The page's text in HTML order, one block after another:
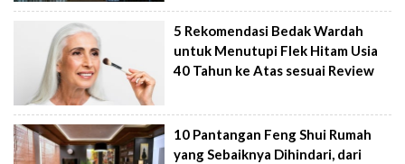
5 Rekomendasi Bedak Wardah
untuk Menutupi Flek Hitam Usia
40 Tahun ke Atas sesuai Review
10 Pantangan Feng Shui Rumah
yang Sebaiknya Dihindari, dari